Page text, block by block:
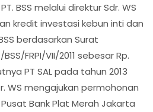
BSS melalui direktur Sdr. WS
kredit investasi kebun inti dan
berdasarkan Surat
FRPI/VII/2011 sebesar Rp.
PT SAL pada tahun 2013
WS mengajukan permohonan
Bank Plat Merah Jakarta